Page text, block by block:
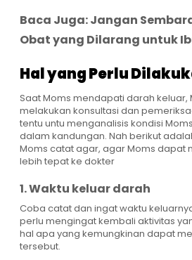
Baca Juga:Jangan
Obat yang Dilarang untuk
Hal yang Perlu
Saat Moms mendapati darah keluar,
melakukan konsultasi dan
tentu untu menganalisis kondisi
dalam kandungan. Nah berikut
Moms catat agar, agar Moms dapat
lebih tepat ke dokter
1. Waktu keluar darah
Coba catat dan ingat waktu
perlu mengingat kembali aktivitas
hal apa yang kemungkinan dapat
tersebut.